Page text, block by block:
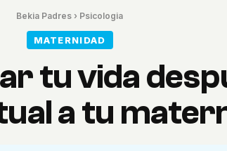
Bekia Padres › Psicologia
MATERNIDAD
tu vida
a tu